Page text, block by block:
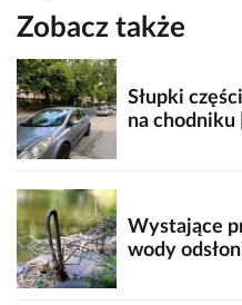
Zobacz także
Słupki
na chodniku
Wystające
wody